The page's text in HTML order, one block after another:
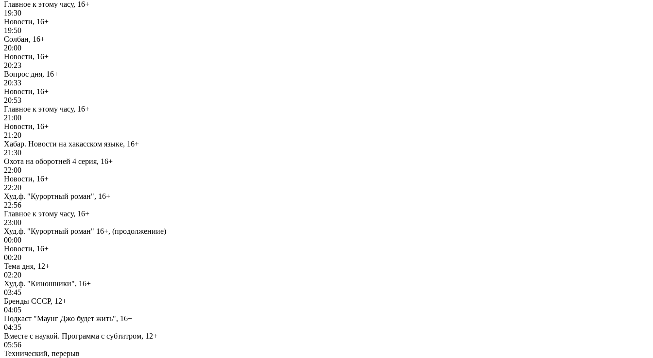
Главное к этому часу, 16+
19:30
Новости, 16+
19:50
Солбан, 16+
20:00
Новости, 16+
20:23
Вопрос дня, 16+
20:33
Новости, 16+
20:53
Главное к этому часу, 16+
21:00
Новости, 16+
21:20
Хабар. Новости на хакасском языке, 16+
21:30
Охота на оборотней 4 серия, 16+
22:00
Новости, 16+
22:20
Худ.ф. "Курортный роман", 16+
22:56
Главное к этому часу, 16+
23:00
Худ.ф. "Курортный роман" 16+, (продолжениие)
00:00
Новости, 16+
00:20
Тема дня, 12+
02:20
Худ.ф. "Киношники", 16+
03:45
Бренды СССР, 12+
04:05
Подкаст "Маунг Джо будет жить", 16+
04:35
Вместе с наукой. Программа с субтитром, 12+
05:56
Технический, перерыв